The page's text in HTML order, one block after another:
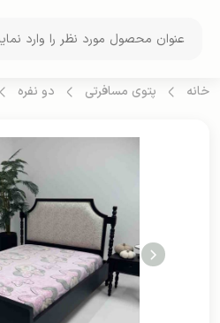
خانه پتوی مسافرتی دو نفره